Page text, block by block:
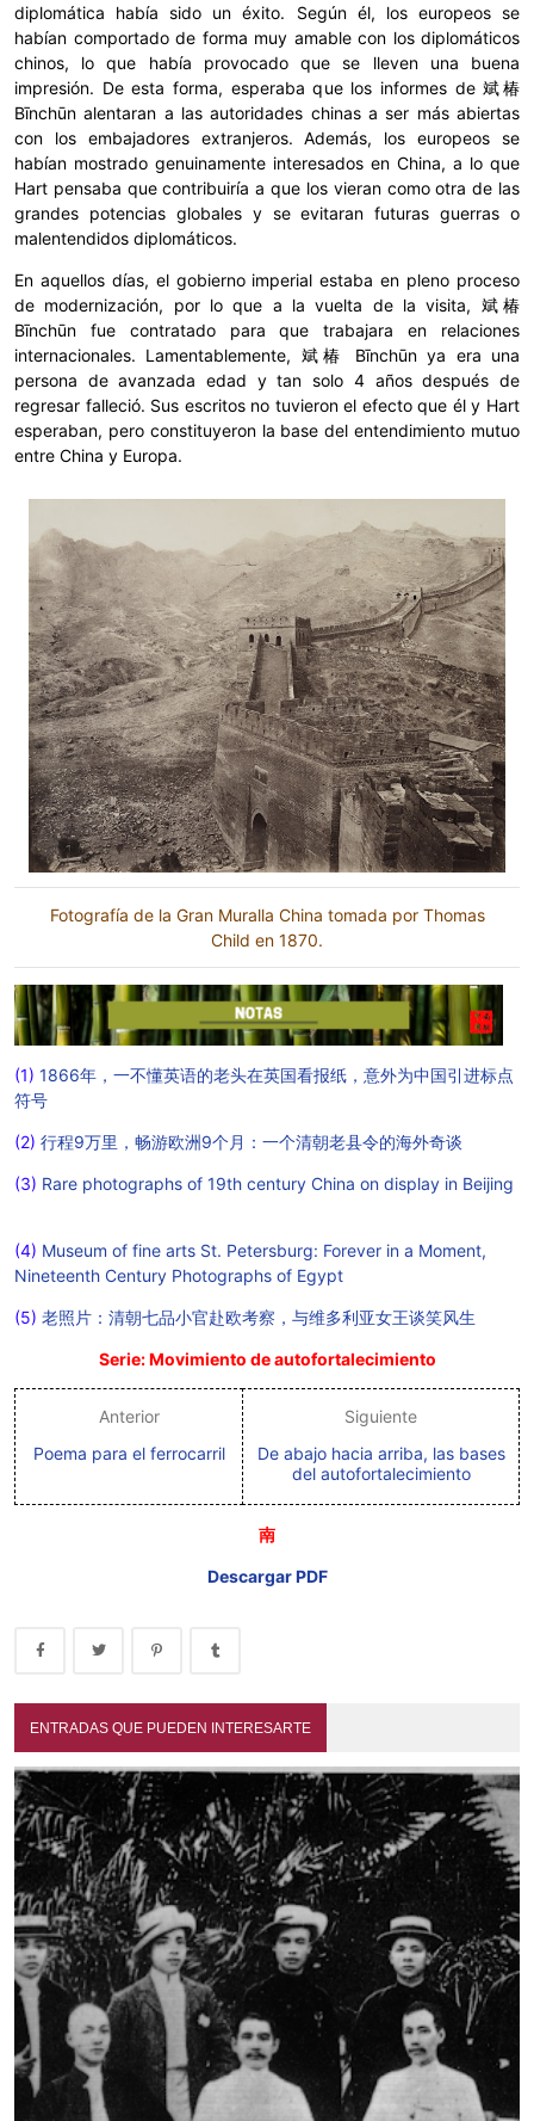
diplomática había sido un éxito. Según él, los europeos se
habían comportado de forma muy amable con los diplomáticos
chinos, lo que había provocado que se lleven una buena
impresión. De esta forma, esperaba que los informes de 斌椿
Bīnchūn alentaran a las autoridades chinas a ser más abiertas
con los embajadores extranjeros. Además, los europeos se
habían mostrado genuinamente interesados en China, a lo que
Hart pensaba que contribuiría a que los vieran como otra de las
grandes potencias globales y se evitaran futuras guerras o
malentendidos diplomáticos.
En aquellos días, el gobierno imperial estaba en pleno proceso
de modernización, por lo que a la vuelta de la visita, 斌椿
Bīnchūn fue contratado para que trabajara en relaciones
internacionales. Lamentablemente, 斌椿 Bīnchūn ya era una
persona de avanzada edad y tan solo 4 años después de
regresar falleció. Sus escritos no tuvieron el efecto que él y Hart
esperaban, pero constituyeron la base del entendimiento mutuo
entre China y Europa.
Fotografía de la Gran Muralla China tomada por Thomas
Child en 1870.
(1) 1866年，一不懂英语的老头在英国看报纸，意外为中国引进标点
符号
(2) 行程9万里，畅游欧洲9个月：一个清朝老县令的海外奇谈
(3) Rare photographs of 19th century China on display in Beijing
(4) Museum of fine arts St. Petersburg: Forever in a Moment,
Nineteenth Century Photographs of Egypt
(5) 老照片：清朝七品小官赴欧考察，与维多利亚女王谈笑风生
Serie: Movimiento de autofortalecimiento
Anterior
Poema para el ferrocarril
Siguiente
De abajo hacia arriba, las bases
del autofortalecimiento
南
Descargar PDF
ENTRADAS QUE PUEDEN INTERESARTE